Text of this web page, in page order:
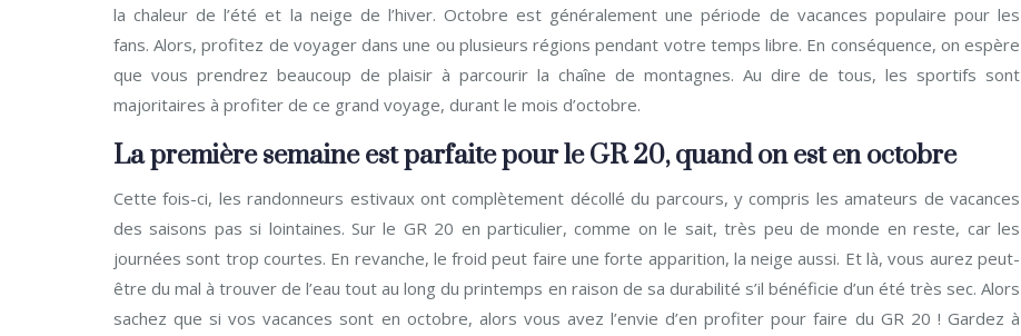
la chaleur de l’été et la neige de l’hiver. Octobre est généralement une période de vacances populaire pour les
fans. Alors, profitez de voyager dans une ou plusieurs régions pendant votre temps libre. En conséquence, on espère
que vous prendrez beaucoup de plaisir à parcourir la chaîne de montagnes. Au dire de tous, les sportifs sont
majoritaires à profiter de ce grand voyage, durant le mois d’octobre.
La première semaine est parfaite pour le GR 20, quand on est en octobre
Cette fois-ci, les randonneurs estivaux ont complètement décollé du parcours, y compris les amateurs de vacances
des saisons pas si lointaines. Sur le GR 20 en particulier, comme on le sait, très peu de monde en reste, car les
journées sont trop courtes. En revanche, le froid peut faire une forte apparition, la neige aussi. Et là, vous aurez peut-
être du mal à trouver de l’eau tout au long du printemps en raison de sa durabilité s’il bénéficie d’un été très sec. Alors
sachez que si vos vacances sont en octobre, alors vous avez l’envie d’en profiter pour faire du GR 20 ! Gardez à